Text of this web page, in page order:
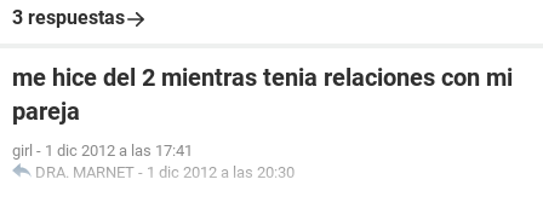
3 respuestas
me hice del 2 mientras tenia relaciones con mi
pareja
girl - 1 dic 2012 a las 17:41
DRA. MARNET - 1 dic 2012 a las 20:30